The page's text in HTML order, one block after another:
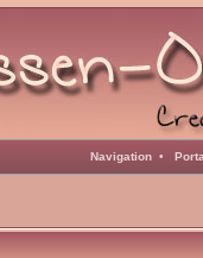
Navigation •